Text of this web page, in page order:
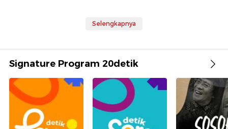
Selengkapnya
Signature Program 20detik